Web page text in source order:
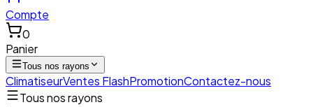
Compte
0
Panier
Tous nos rayons
ClimatiseurVentes FlashPromotionContactez-nous
Tous nos rayons